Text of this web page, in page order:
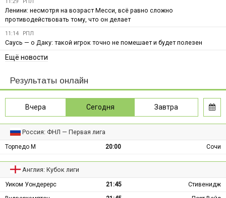
Ленини: несмотря на возраст Месси, всё равно сложно
противодействовать тому, что он делает
11:14 РПЛ
Саусь — о Даку: такой игрок точно не помешает и будет полезен
Ещё новости
Результаты онлайн
Вчера Сегодня Завтра
Россия: ФНЛ — Первая лига
Торпедо М 20:00 Сочи
Англия: Кубок лиги
Уиком Уондерерс 21:45
Стивенидж